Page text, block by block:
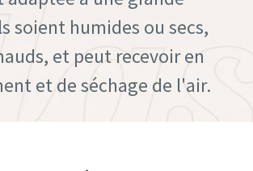
soient humides ou secs,
et peut recevoir en
et de séchage de l'air.